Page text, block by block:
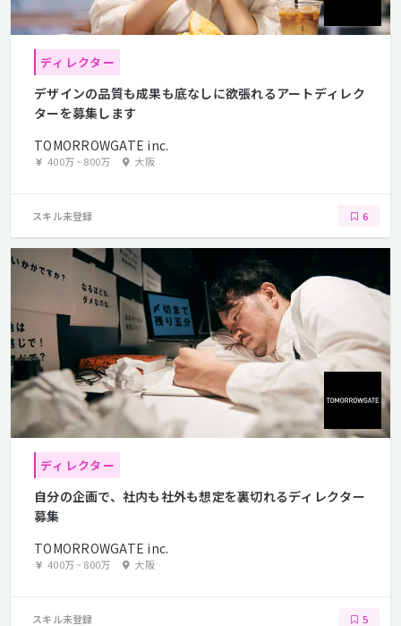
ディレクター
デザインの品質も成果も底なしに欲張れるアートディレク
ターを募集します
TOMORROWGATE inc.
400万~800万 大阪
スキル未登録 6
ディレクター
自分の企画で、社内も社外も想定を裏切れるディレクター
募集
TOMORROWGATE inc.
400万~800万 大阪
スキル未登録 5